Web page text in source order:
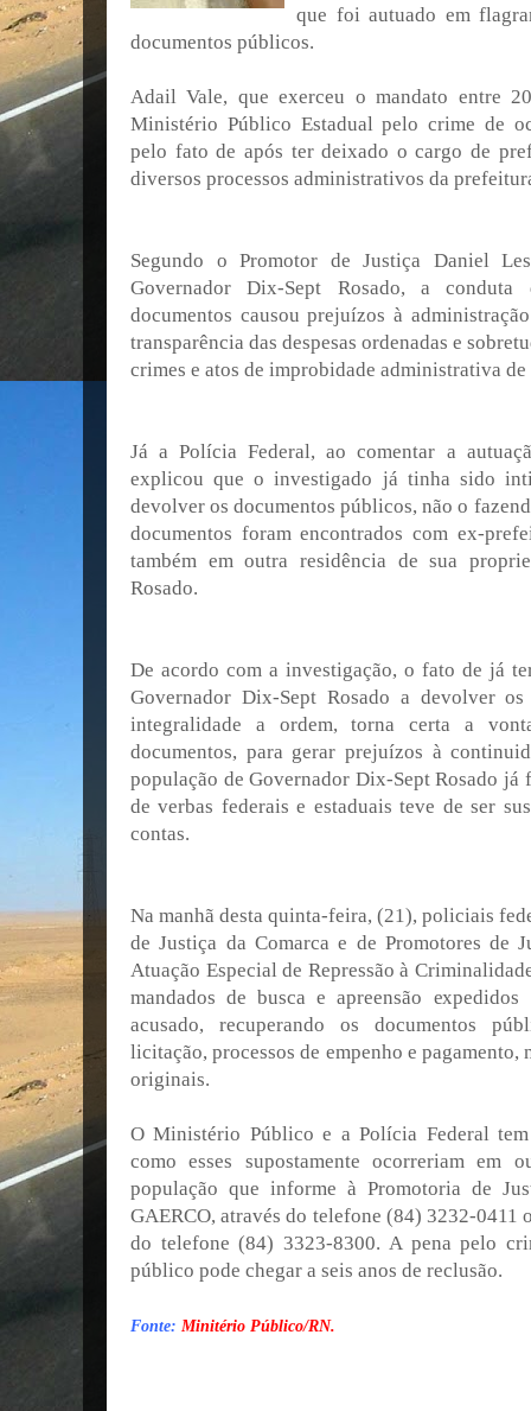
que foi autuado em
documentos públicos.
Adail Vale, que exerceu o mandato entre
Ministério Público Estadual pelo crime de
pelo fato de após ter deixado o cargo de
diversos processos administrativos da
Segundo o Promotor de Justiça Daniel
Governador Dix-Sept Rosado, a
documentos causou prejuízos à
transparência das despesas ordenadas e
crimes e atos de improbidade administrativa de
Já a Polícia Federal, ao comentar a
explicou que o investigado já tinha sido
devolver os documentos públicos, não o
documentos foram encontrados com ex-
também em outra residência de sua
Rosado.
De acordo com a investigação, o fato de já
Governador Dix-Sept Rosado a devolver
integralidade a ordem, torna certa a
documentos, para gerar prejuízos à
população de Governador Dix-Sept Rosado já
de verbas federais e estaduais teve de ser
contas.
Na manhã desta quinta-feira, (21), policiais
de Justiça da Comarca e de Promotores de
Atuação Especial de Repressão à
mandados de busca e apreensão
acusado, recuperando os documentos
licitação, processos de empenho e
originais.
O Ministério Público e a Polícia Federal
como esses supostamente ocorreriam em
população que informe à Promotoria de
GAERCO, através do telefone (84) 3232-0411
do telefone (84) 3323-8300. A pena pelo
público pode chegar a seis anos de reclusão.
Fonte: Minitério Público/RN.